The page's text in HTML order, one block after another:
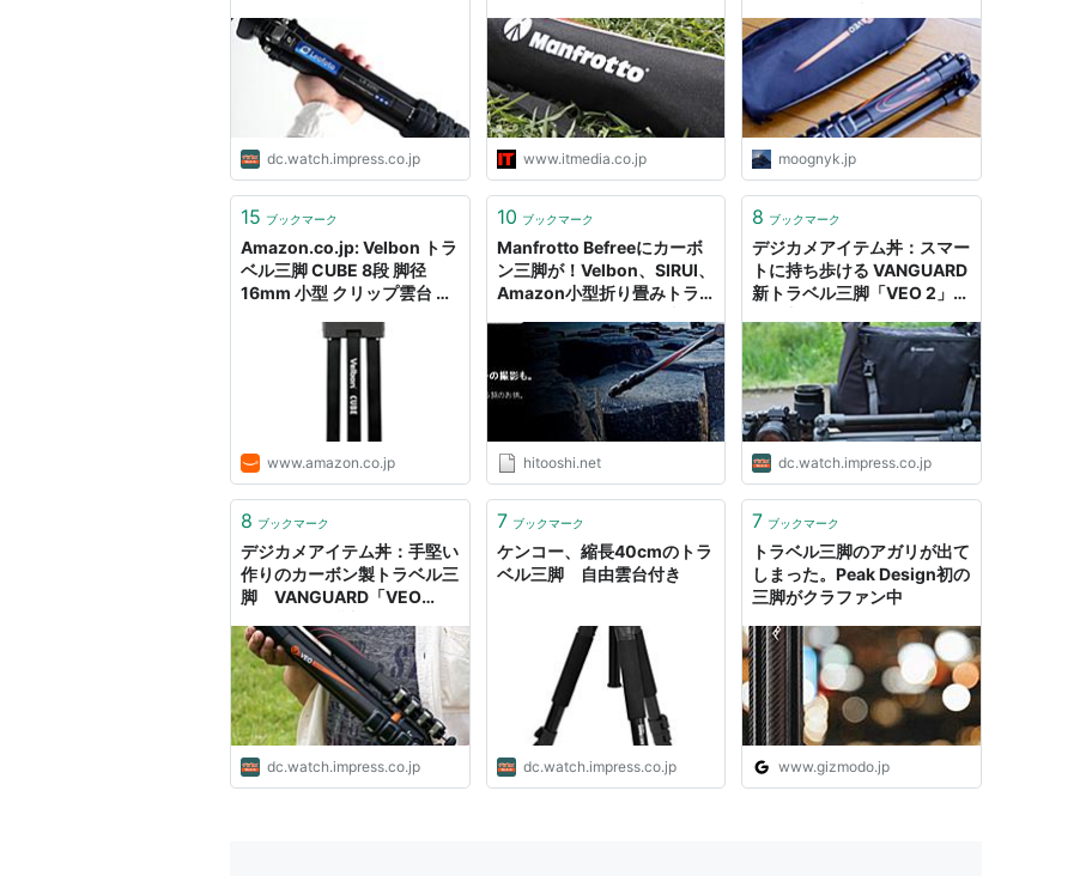
225Cを持って撮影に出かけ
てみた
dc.watch.impress.co.jp www.itmedia.co.jp
AM A DOG
moognyk.jp
15 ブックマーク
Amazon.co.jp: Velbon トラ
ベル三脚 CUBE 8段 脚径
16mm 小型 クリップ雲台 ア
www.amazon.co.jp
10 ブックマーク
Manfrotto Befreeにカーボ
ン三脚が！Velbon、SIRUI、
Amazon小型折り畳みトラ
る | かめらとブログ。
hitooshi.net
8 ブックマーク
デジカメアイテム丼：スマー
トに持ち歩ける VANGUARD
新トラベル三脚「VEO 2」
グ「VEO DISCOVER 38」と
組み合わせてみた
dc.watch.impress.co.jp
8 ブックマーク
デジカメアイテム丼：手堅い
作りのカーボン製トラベル三
脚 VANGUARD「VEO
をすっぽり収納できるカメラ
バッグも
dc.watch.impress.co.jp
7 ブックマーク
ケンコー、縮長40cmのトラ
ベル三脚 自由雲台付き
dc.watch.impress.co.jp
7 ブックマーク
トラベル三脚のアガリが出て
しまった。Peak Design初の
三脚がクラファン中
www.gizmodo.jp